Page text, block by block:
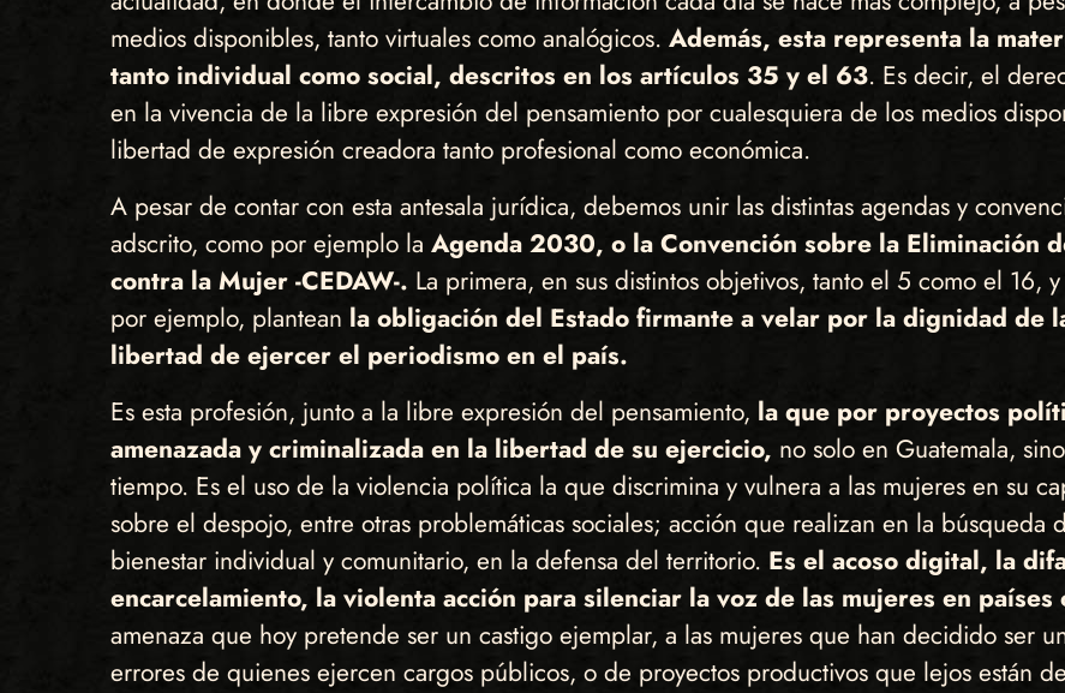
medios disponibles, tanto virtuales como analógicos. Además, esta representa la
tanto individual como social, descritos en los artículos 35 y el 63. Es decir, el
en la vivencia de la libre expresión del pensamiento por cualesquiera de los medios
libertad de expresión creadora tanto profesional como económica.
A pesar de contar con esta antesala jurídica, debemos unir las distintas agendas y
adscrito, como por ejemplo la Agenda 2030, o la Convención sobre la Eliminación
contra la Mujer -CEDAW-. La primera, en sus distintos objetivos, tanto el 5 como el 16,
por ejemplo, plantean la obligación del Estado firmante a velar por la dignidad de
libertad de ejercer el periodismo en el país.
Es esta profesión, junto a la libre expresión del pensamiento, la que por proyectos
amenazada y criminalizada en la libertad de su ejercicio, no solo en Guatemala,
tiempo. Es el uso de la violencia política la que discrimina y vulnera a las mujeres en su
sobre el despojo, entre otras problemáticas sociales; acción que realizan en la
bienestar individual y comunitario, en la defensa del territorio. Es el acoso digital, la
encarcelamiento, la violenta acción para silenciar la voz de las mujeres en países
amenaza que hoy pretende ser un castigo ejemplar, a las mujeres que han decidido ser
errores de quienes ejercen cargos públicos, o de proyectos productivos que lejos están